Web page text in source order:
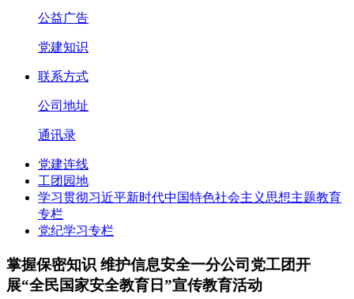
公益广告
党建知识
联系方式
公司地址
通讯录
党建连线
工团园地
学习贯彻习近平新时代中国特色社会主义思想主题教育
专栏
党纪学习专栏
掌握保密知识 维护信息安全一分公司党工团开
展“全民国家安全教育日”宣传教育活动